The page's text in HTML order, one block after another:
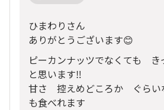
ひまわりさん
ありがとうございます😊
ピーカンナッツでなくても き
と思います‼️
甘さ 控えめどころか ぐらい
も食べれます